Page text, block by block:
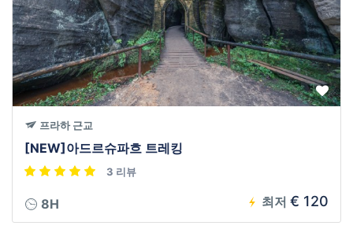
프라하 근교
[NEW]아드르슈파흐 트레킹
3 리뷰
8H 최저 € 120